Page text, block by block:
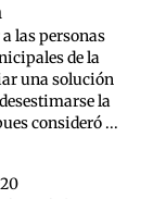
las personas
de la
una solución
la
consideró ...